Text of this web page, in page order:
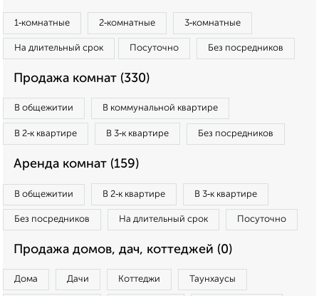
1‑комнатные 2‑комнатные 3‑комнатные
На длительный срок Посуточно Без посредников
Продажа комнат (330)
В общежитии В коммунальной квартире
В 2‑к квартире В 3‑к квартире Без посредников
Аренда комнат (159)
В общежитии В 2‑к квартире В 3‑к квартире
Без посредников На длительный срок Посуточно
Продажа домов, дач, коттеджей (0)
Дома Дачи Коттеджи Таунхаусы